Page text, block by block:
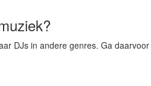
DJs in andere genres. Ga daarvoor